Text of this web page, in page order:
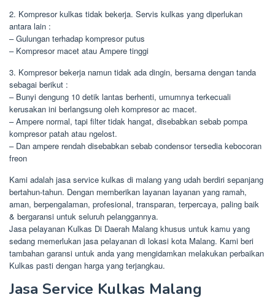
2. Kompresor kulkas tidak bekerja. Servis kulkas yang diperlukan
antara lain :
– Gulungan terhadap kompresor putus
– Kompresor macet atau Ampere tinggi
3. Kompresor bekerja namun tidak ada dingin, bersama dengan tanda
sebagai berikut :
– Bunyi dengung 10 detik lantas berhenti, umumnya terkecuali
kerusakan ini berlangsung oleh kompresor ac macet.
– Ampere normal, tapi filter tidak hangat, disebabkan sebab pompa
kompresor patah atau ngelost.
– Dan ampere rendah disebabkan sebab condensor tersedia kebocoran
freon
Kami adalah jasa service kulkas di malang yang udah berdiri sepanjang
bertahun-tahun. Dengan memberikan layanan layanan yang ramah,
aman, berpengalaman, profesional, transparan, terpercaya, paling baik
& bergaransi untuk seluruh pelanggannya.
Jasa pelayanan Kulkas Di Daerah Malang khusus untuk kamu yang
sedang memerlukan jasa pelayanan di lokasi kota Malang. Kami beri
tambahan garansi untuk anda yang mengidamkan melakukan perbaikan
Kulkas pasti dengan harga yang terjangkau.
Jasa Service Kulkas Malang